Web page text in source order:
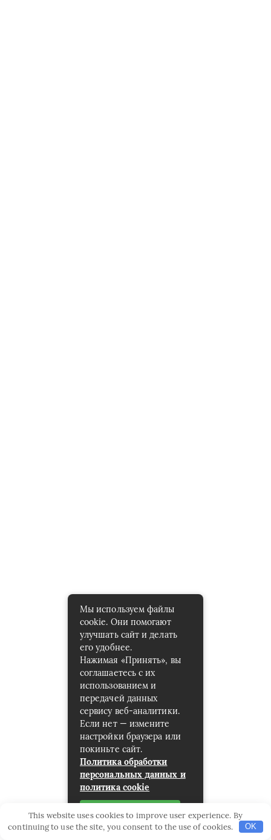
Мы используем файлы
cookie. Они помогают
улучшать сайт и делать
его удобнее.
Нажимая «Принять», вы
соглашаетесь с их
использованием и
передачей данных
сервису веб-аналитики.
Если нет — измените
настройки браузера или
покиньте сайт.
Политика обработки
персональных данных и
политика cookie
This website uses cookies to improve user experience. By
continuing to use the site, you consent to the use of cookies.
OK